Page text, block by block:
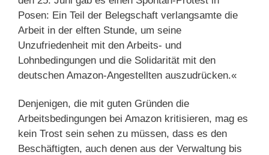
Posen: Ein Teil der Belegschaft verlangsamte die
Arbeit in der elften Stunde, um seine
Unzufriedenheit mit den Arbeits- und
Lohnbedingungen und die Solidarität mit den
deutschen Amazon-Angestellten auszudrücken.«
Denjenigen, die mit guten Gründen die
Arbeitsbedingungen bei Amazon kritisieren, mag es
kein Trost sein sehen zu müssen, dass es den
Beschäftigten, auch denen aus der Verwaltung bis